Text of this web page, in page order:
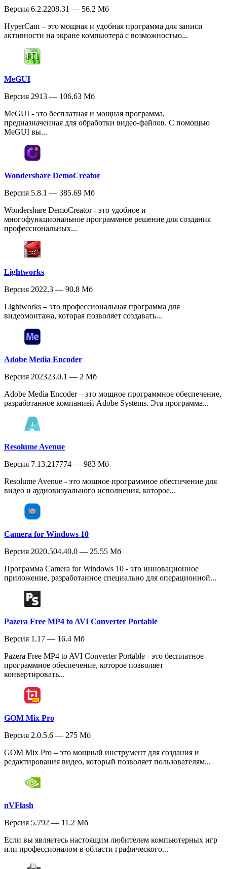
Версия 6.2.2208.31 — 56.2 Мб
HyperCam – это мощная и удобная программа для записи
активности на экране компьютера с возможностью...
MeGUI
Версия 2913 — 106.63 Мб
MeGUI - это бесплатная и мощная программа,
предназначенная для обработки видео-файлов. С помощью
MeGUI вы...
Wondershare DemoCreator
Версия 5.8.1 — 385.69 Мб
Wondershare DemoCreator - это удобное и
многофункциональное программное решение для создания
профессиональных...
Lightworks
Версия 2022.3 — 90.8 Мб
Lightworks – это профессиональная программа для
видеомонтажа, которая позволяет создавать...
Adobe Media Encoder
Версия 202323.0.1 — 2 Мб
Adobe Media Encoder – это мощное программное обеспечение,
разработанное компанией Adobe Systems. Эта программа...
Resolume Avenue
Версия 7.13.217774 — 983 Мб
Resolume Avenue - это мощное программное обеспечение для
видео и аудиовизуального исполнения, которое...
Camera for Windows 10
Версия 2020.504.40.0 — 25.55 Мб
Программа Camera for Windows 10 - это инновационное
приложение, разработанное специально для операционной...
Pazera Free MP4 to AVI Converter Portable
Версия 1.17 — 16.4 Мб
Pazera Free MP4 to AVI Converter Portable - это бесплатное
программное обеспечение, которое позволяет
конвертировать...
GOM Mix Pro
Версия 2.0.5.6 — 275 Мб
GOM Mix Pro – это мощный инструмент для создания и
редактирования видео, который позволяет пользователям...
nVFlash
Версия 5.792 — 11.2 Мб
Если вы являетесь настоящим любителем компьютерных игр
или профессионалом в области графического...